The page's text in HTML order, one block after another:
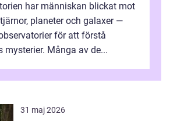
har människan blickat mot
planeter och galaxer —
för att förstå
mysterier. Många av de...
31 maj 2026